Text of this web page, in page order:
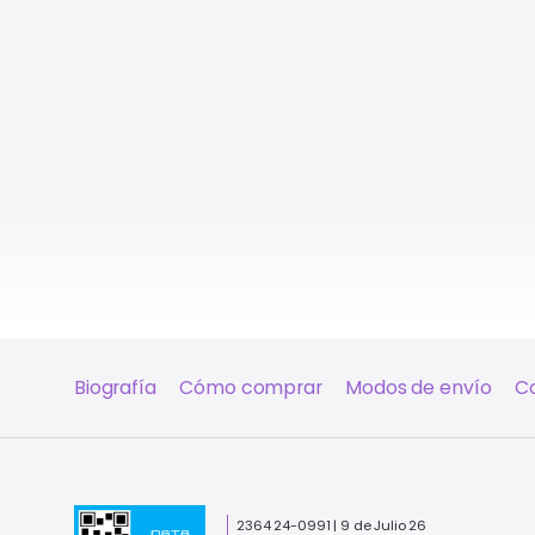
Biografía Cómo comprar Modos de envío
2364 24-0991 | 9 de Julio 26